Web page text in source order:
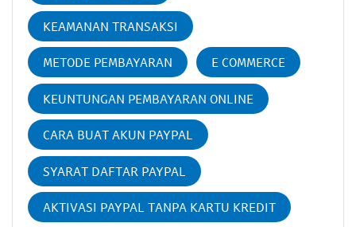
KEAMANAN TRANSAKSI
METODE PEMBAYARAN E COMMERCE
KEUNTUNGAN PEMBAYARAN ONLINE
CARA BUAT AKUN PAYPAL
SYARAT DAFTAR PAYPAL
AKTIVASI PAYPAL TANPA KARTU KREDIT